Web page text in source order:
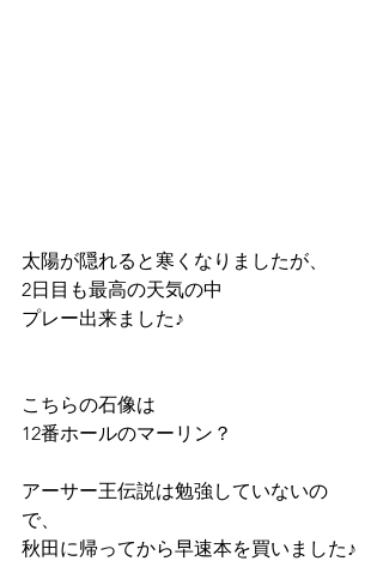
太陽が隠れると寒くなりましたが、
2日目も最高の天気の中
プレー出来ました♪
こちらの石像は
12番ホールのマーリン？
アーサー王伝説は勉強していないの
で、
秋田に帰ってから早速本を買いました♪